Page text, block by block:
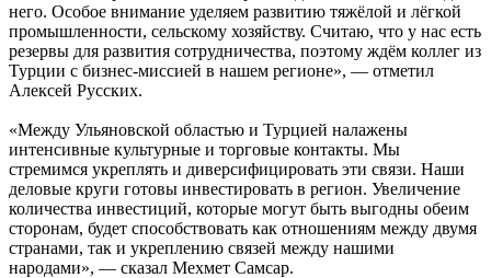
него. Особое внимание уделяем развитию тяжёлой и лёгкой
промышленности, сельскому хозяйству. Считаю, что у нас есть
резервы для развития сотрудничества, поэтому ждём коллег из
Турции с бизнес-миссией в нашем регионе», — отметил
Алексей Русских.
«Между Ульяновской областью и Турцией налажены
интенсивные культурные и торговые контакты. Мы
стремимся укреплять и диверсифицировать эти связи. Наши
деловые круги готовы инвестировать в регион. Увеличение
количества инвестиций, которые могут быть выгодны обеим
сторонам, будет способствовать как отношениям между двумя
странами, так и укреплению связей между нашими
народами», — сказал Мехмет Самсар.